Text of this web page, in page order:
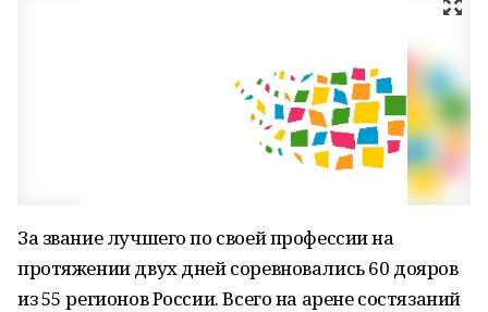
За звание лучшего по своей профессии на
протяжении двух дней соревновались 60 дояров
из 55 регионов России. Всего на арене состязаний